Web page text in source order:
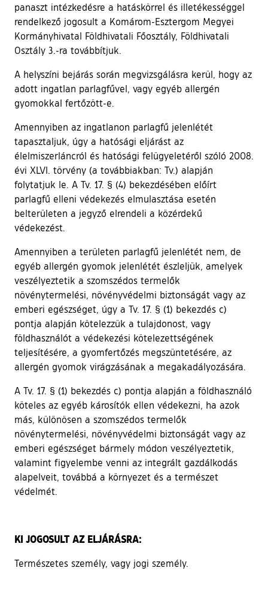
panaszt intézkedésre a hatáskörrel és illetékességgel
rendelkező jogosult a Komárom-Esztergom Megyei
Kormányhivatal Földhivatali Főosztály, Földhivatali
Osztály 3.-ra továbbítjuk.
A helyszíni bejárás során megvizsgálásra kerül, hogy az
adott ingatlan parlagfűvel, vagy egyéb allergén
gyomokkal fertőzött-e.
Amennyiben az ingatlanon parlagfű jelenlétét
tapasztaljuk, úgy a hatósági eljárást az
élelmiszerláncról és hatósági felügyeletéről szóló 2008.
évi XLVI. törvény (a továbbiakban: Tv.) alapján
folytatjuk le. A Tv. 17. § (4) bekezdésében előírt
parlagfű elleni védekezés elmulasztása esetén
belterületen a jegyző elrendeli a közérdekű
védekezést.
Amennyiben a területen parlagfű jelenlétét nem, de
egyéb allergén gyomok jelenlétét észleljük, amelyek
veszélyeztetik a szomszédos termelők
növénytermelési, növényvédelmi biztonságát vagy az
emberi egészséget, úgy a Tv. 17. § (1) bekezdés c)
pontja alapján kötelezzük a tulajdonost, vagy
földhasználót a védekezési kötelezettségének
teljesítésére, a gyomfertőzés megszüntetésére, az
allergén gyomok virágzásának a megakadályozására.
A Tv. 17. § (1) bekezdés c) pontja alapján a földhasználó
köteles az egyéb károsítók ellen védekezni, ha azok
más, különösen a szomszédos termelők
növénytermelési, növényvédelmi biztonságát vagy az
emberi egészséget bármely módon veszélyeztetik,
valamint figyelembe venni az integrált gazdálkodás
alapelveit, továbbá a környezet és a természet
védelmét.
KI JOGOSULT AZ ELJÁRÁSRA:
Természetes személy, vagy jogi személy.